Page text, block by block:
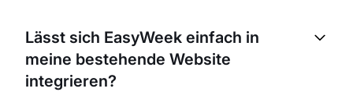
Lässt sich EasyWeek einfach in
meine bestehende Website
integrieren?